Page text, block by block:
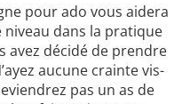
pour ado vous aidera
dans la pratique
avez décidé de prendre
aucune crainte vis-
pas un as de